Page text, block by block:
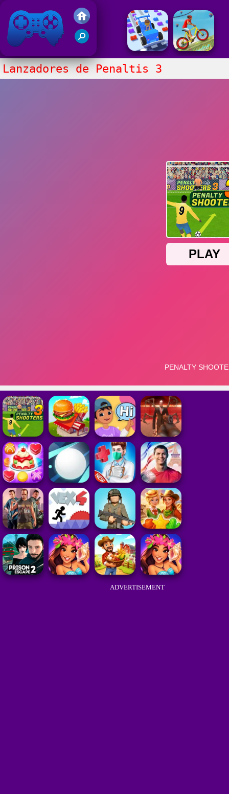
Juegos Friv 2017
Lanzadores de Penaltis 3
ADVERTISEMENT